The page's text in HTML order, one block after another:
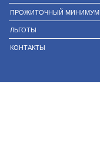
ПРОЖИТОЧНЫЙ МИНИМУМ
ЛЬГОТЫ
КОНТАКТЫ